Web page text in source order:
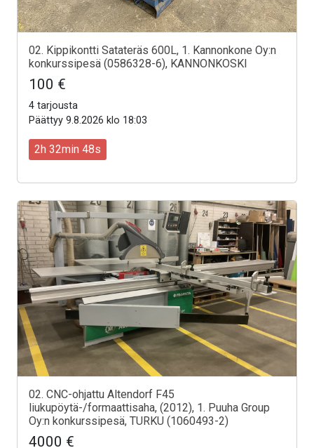
02. Kippikontti Satateräs 600L, 1. Kannonkone Oy:n
konkurssipesä (0586328-6), KANNONKOSKI
100 €
4 tarjousta
Päättyy 9.8.2026 klo 18:03
2h 32min 46s
02. CNC-ohjattu Altendorf F45
liukupöytä-/formaattisaha, (2012), 1. Puuha Group
Oy:n konkurssipesä, TURKU (1060493-2)
4000 €